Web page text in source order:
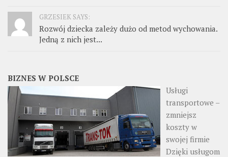
GRZESIEK SAYS:
Rozwój dziecka zależy dużo od metod wychowania.
Jedną z nich jest...
BIZNES W POLSCE
Usługi
transportowe –
zmniejsz
koszty w
swojej firmie
Dzięki usługom